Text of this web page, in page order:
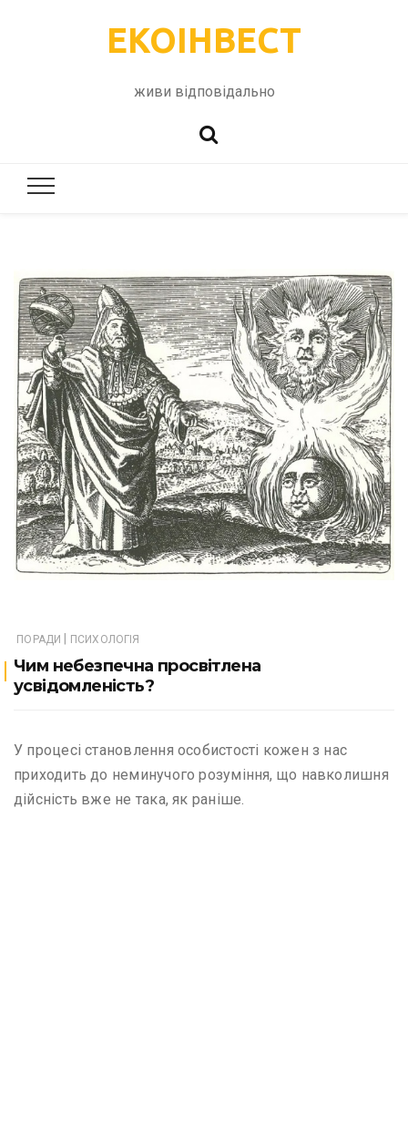
ЕКОІНВЕСТ
живи відповідально
ПОРАДИ ПСИХОЛОГІЯ
Чим небезпечна просвітлена
усвідомленість?
У процесі становлення особистості кожен з нас
приходить до неминучого розуміння, що навколишня
дійсність вже не така, як раніше.